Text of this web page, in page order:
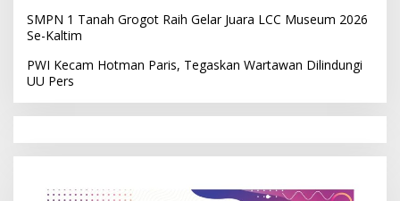
SMPN 1 Tanah Grogot Raih Gelar Juara LCC Museum 2026
Se-Kaltim
PWI Kecam Hotman Paris, Tegaskan Wartawan Dilindungi
UU Pers